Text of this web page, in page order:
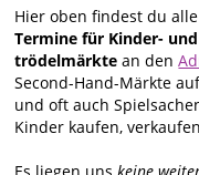
Hier oben findest du
Termine für Kinder-
trödelmärkte an den
Second-Hand-Märkte
und oft auch
Kinder kaufen,